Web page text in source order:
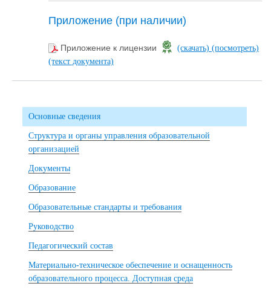
Приложение (при наличии)
Приложение к лицензии (скачать) (посмотреть)
(текст документа)
Основные сведения
Структура и органы управления образовательной
организацией
Документы
Образование
Образовательные стандарты и требования
Руководство
Педагогический состав
Материально-техническое обеспечение и оснащенность
образовательного процесса. Доступная среда